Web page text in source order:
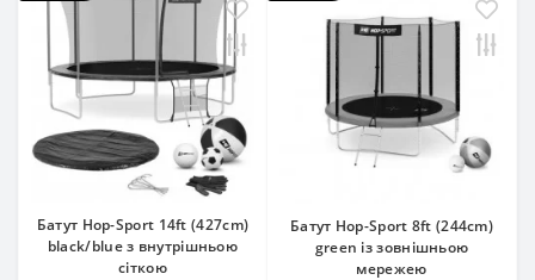
Батут Hop-Sport 14ft (427cm)
black/blue з внутрішньою
сіткою
Батут Hop-Sport 8ft (244cm)
green із зовнішньою
мережею